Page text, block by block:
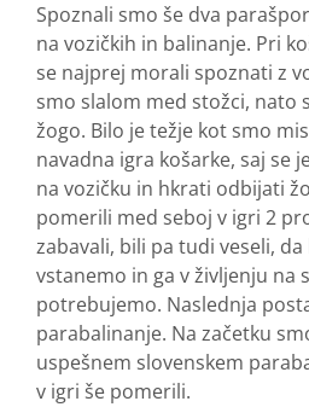
Spoznali smo še dva
na vozičkih in balinanje. Pri
se najprej morali spoznati z
smo slalom med stožci, nato
žogo. Bilo je težje kot smo
navadna igra košarke, saj se
na vozičku in hkrati odbijati
pomerili med seboj v igri 2
zabavali, bili pa tudi veseli, da
vstanemo in ga v življenju na
potrebujemo. Naslednja
parabalinanje. Na začetku
uspešnem slovenskem
v igri še pomerili.